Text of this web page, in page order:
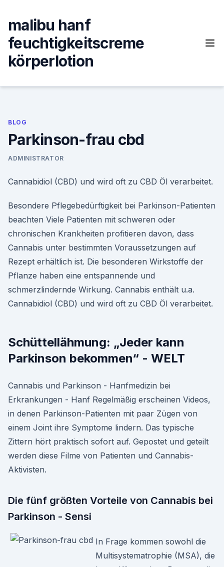
content
malibu hanf
feuchtigkeitscreme
körperlotion
BLOG
Parkinson-frau cbd
ADMINISTRATOR
Cannabidiol (CBD) und wird oft zu CBD Öl verarbeitet.
Besondere Pflegebedürftigkeit bei Parkinson-Patienten
beachten Viele Patienten mit schweren oder
chronischen Krankheiten profitieren davon, dass
Cannabis unter bestimmten Voraussetzungen auf
Rezept erhältlich ist. Die besonderen Wirkstoffe der
Pflanze haben eine entspannende und
schmerzlindernde Wirkung. Cannabis enthält u.a.
Cannabidiol (CBD) und wird oft zu CBD Öl verarbeitet.
Schüttellähmung: „Jeder kann
Parkinson bekommen“ - WELT
Cannabis und Parkinson - Hanfmedizin bei
Erkrankungen - Hanf Regelmäßig erscheinen Videos,
in denen Parkinson-Patienten mit paar Zügen von
einem Joint ihre Symptome lindern. Das typische
Zittern hört praktisch sofort auf. Gepostet und geteilt
werden diese Filme von Patienten und Cannabis-
Aktivisten.
Die fünf größten Vorteile von Cannabis bei
Parkinson - Sensi
In Frage kommen sowohl die
Multisystematrophie (MSA), die